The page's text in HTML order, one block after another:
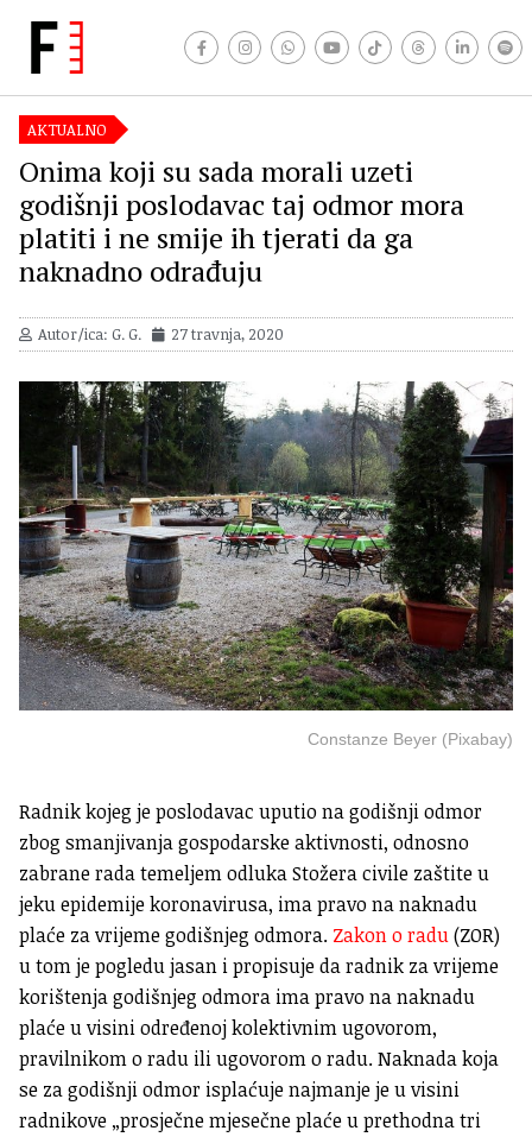
AKTUALNO
Onima koji su sada morali uzeti
godišnji poslodavac taj odmor mora
platiti i ne smije ih tjerati da ga
naknadno odrađuju
Autor/ica: G. G. 27 travnja, 2020
Constanze Beyer (Pixabay)
Radnik kojeg je poslodavac uputio na godišnji odmor
zbog smanjivanja gospodarske aktivnosti, odnosno
zabrane rada temeljem odluka Stožera civile zaštite u
jeku epidemije koronavirusa, ima pravo na naknadu
plaće za vrijeme godišnjeg odmora. Zakon o radu(ZOR)
u tom je pogledu jasan i propisuje da radnik za vrijeme
korištenja godišnjeg odmora ima pravo na naknadu
plaće u visini određenoj kolektivnim ugovorom,
pravilnikom o radu ili ugovorom o radu. Naknada koja
se za godišnji odmor isplaćuje najmanje je u visini
radnikove „prosječne mjesečne plaće u prethodna tri